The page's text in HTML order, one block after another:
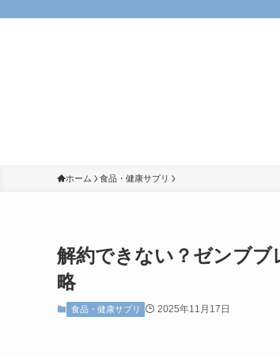
ホーム 食品・健康サプリ
解約できない？ゼンブ
略
食品・健康サプリ 2025年11月17日